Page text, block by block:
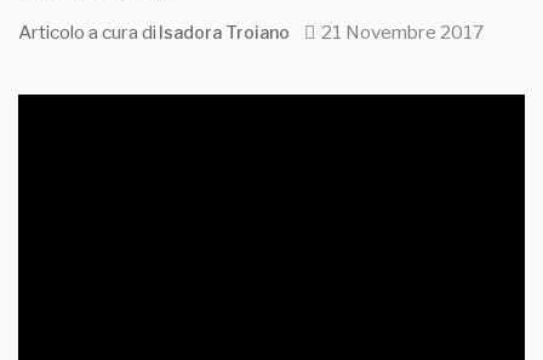
Articolo a cura di Isadora Troiano 21 Novembre 2017